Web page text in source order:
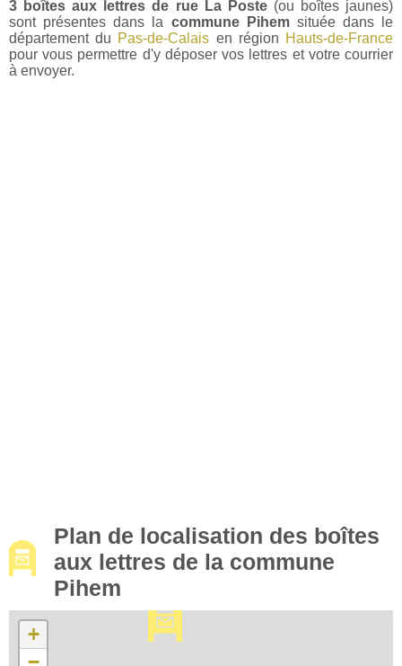
3 boîtes aux lettres de rue La Poste(ou boîtes jaunes)
sont présentes dans la commune Pihemsituée dans le
département du Pas-de-Calais en région Hauts-de-France
pour vous permettre d'y déposer vos lettres et votre courrier
à envoyer.
Plan de localisation des boîtes
aux lettres de la commune
Pihem
+